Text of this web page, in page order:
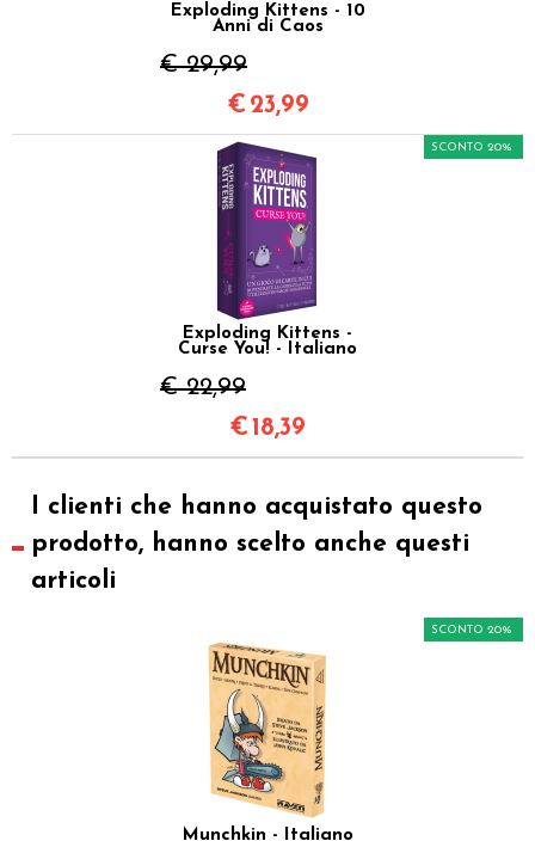
Exploding Kittens - 10
Anni di Caos
€ 29,99
€ 23,99
Exploding Kittens -
Curse You! - Italiano
€ 22,99
SCONTO 20%
€ 18,39
I clienti che hanno acquistato questo
prodotto, hanno scelto anche questi
articoli
Munchkin - Italiano
SCONTO 20%